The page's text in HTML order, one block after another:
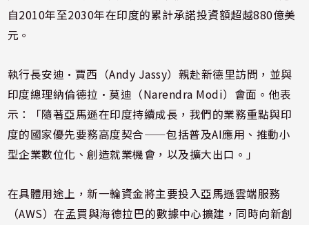
自2010年至2030年在印度的累計承諾投資額超越880億美
元。
執行長安迪·賈西（Andy Jassy）親赴新德里訪問，並與
印度總理納倫德拉·莫迪（Narendra Modi）會面。他表
示：「隨著亞馬遜在印度持續成長，我們的業務重點與印
度的國家優先要務高度契合——包括普及AI應用、推動小
型企業數位化、創造就業機會，以及擴大出口。」
在具體用途上，新一輪資金將主要投入亞馬遜雲端服務
（AWS）在孟買與海德拉巴的數據中心擴建，同時向新創